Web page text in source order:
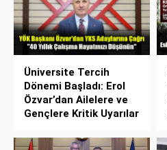
Üniversite Tercih
Dönemi Başladı: Erol
Özvar’dan Ailelere ve
Gençlere Kritik Uyarılar